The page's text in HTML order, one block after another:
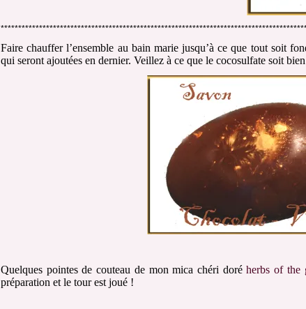
Faire chauffer l’ensemble au bain marie jusqu’à ce que tout soit
qui seront ajoutées en dernier. Veillez à ce que le cocosulfate soit
Quelques pointes de couteau de mon mica chéri doréherbs of the
préparation et le tour est joué !